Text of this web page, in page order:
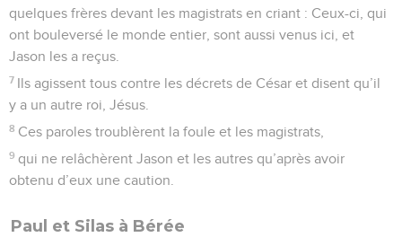
quelques frères devant les magistrats en criant : Ceux-ci, qui
ont bouleversé le monde entier, sont aussi venus ici, et
Jason les a reçus.
7 Ils agissent tous contre les décrets de César et disent qu’il
y a un autre roi, Jésus.
8 Ces paroles troublèrent la foule et les magistrats,
9 qui ne relâchèrent Jason et les autres qu’après avoir
obtenu d’eux une caution.
Paul et Silas à Bérée